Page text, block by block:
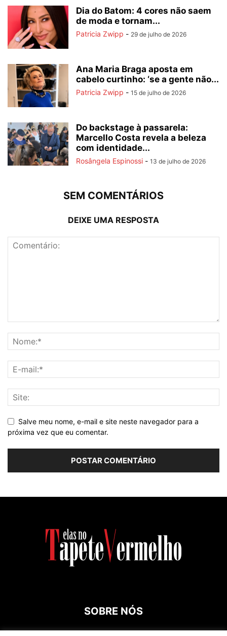
Dia do Batom: 4 cores não saem
de moda e tornam...
Patricia Zwipp - 29 de julho de 2026
Ana Maria Braga aposta em
cabelo curtinho: ‘se a gente não...
Patricia Zwipp - 15 de julho de 2026
Do backstage à passarela:
Marcello Costa revela a beleza
com identidade...
Rosângela Espinossi - 13 de julho de 2026
SEM COMENTÁRIOS
DEIXE UMA RESPOSTA
Salve meu nome, e-mail e site neste navegador para a
próxima vez que eu comentar.
SOBRE NÓS